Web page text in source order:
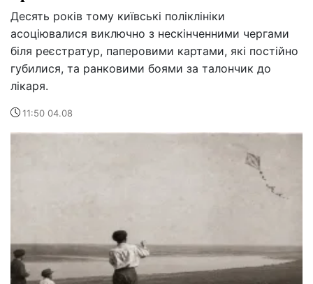
Десять років тому київські поліклініки
асоціювалися виключно з нескінченними чергами
біля реєстратур, паперовими картами, які постійно
губилися, та ранковими боями за талончик до
лікаря.
11:50 04.08